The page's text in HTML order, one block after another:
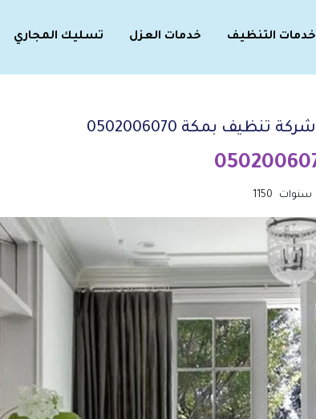
خدمات التنظيف خدمات العزل تسليك المجاري
شركة تنظيف بمكة 0502006070
1150